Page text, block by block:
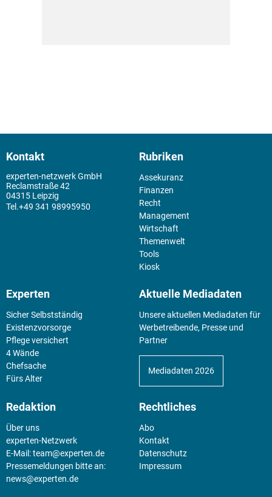
Kontakt
experten-netzwerk GmbH
Reclamstraße 42
04315 Leipzig
+49 341 98995950
Rubriken
Assekuranz
Finanzen
Recht
Management
Wirtschaft
Themenwelt
Tools
Kiosk
Experten
Sicher Selbstständig
Existenz­vorsorge
Pflege versichert
4 Wände
Chefsache
Fürs Alter
Aktuelle Mediadaten
Unsere aktuellen Mediadaten für
Werbetreibende, Presse und
Partner
Mediadaten 2026
Redaktion
Über uns
experten-Netzwerk
E-Mail:team@experten.de
Pressemeldungen bitte an:
news@experten.de
Rechtliches
Abo
Kontakt
Datenschutz
Impressum